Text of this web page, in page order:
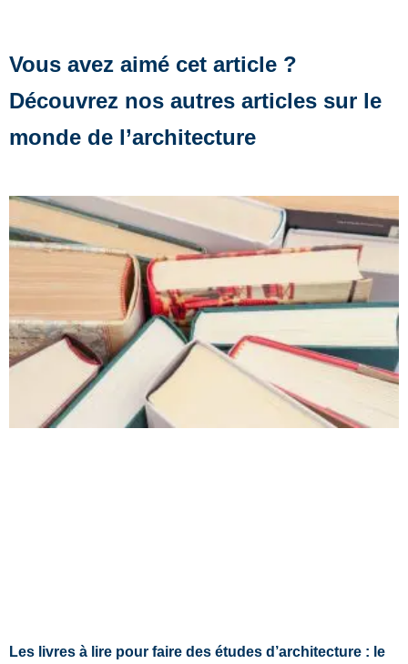
Vous avez aimé cet article ?
Découvrez nos autres articles sur le
monde de l’architecture
Les livres à lire pour faire des études d’architecture : le